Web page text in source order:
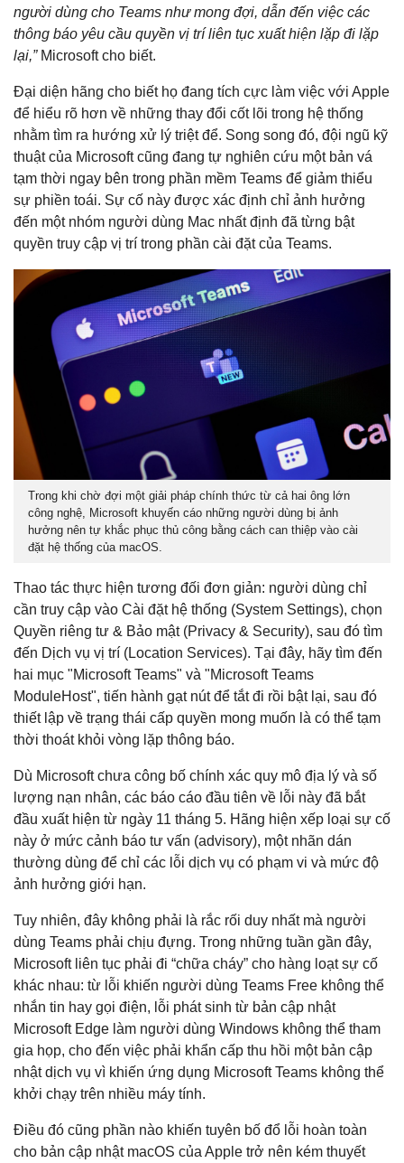
người dùng cho Teams như mong đợi, dẫn đến việc các
thông báo yêu cầu quyền vị trí liên tục xuất hiện lặp đi lặp
lại,”Microsoft cho biết.
Đại diện hãng cho biết họ đang tích cực làm việc với Apple
để hiểu rõ hơn về những thay đổi cốt lõi trong hệ thống
nhằm tìm ra hướng xử lý triệt để. Song song đó, đội ngũ kỹ
thuật của Microsoft cũng đang tự nghiên cứu một bản vá
tạm thời ngay bên trong phần mềm Teams để giảm thiểu
sự phiền toái. Sự cố này được xác định chỉ ảnh hưởng
đến một nhóm người dùng Mac nhất định đã từng bật
quyền truy cập vị trí trong phần cài đặt của Teams.
Trong khi chờ đợi một giải pháp chính thức từ cả hai ông lớn
công nghệ, Microsoft khuyến cáo những người dùng bị ảnh
hưởng nên tự khắc phục thủ công bằng cách can thiệp vào cài
đặt hệ thống của macOS.
Thao tác thực hiện tương đối đơn giản: người dùng chỉ
cần truy cập vào Cài đặt hệ thống (System Settings), chọn
Quyền riêng tư & Bảo mật (Privacy & Security), sau đó tìm
đến Dịch vụ vị trí (Location Services). Tại đây, hãy tìm đến
hai mục "Microsoft Teams" và "Microsoft Teams
ModuleHost", tiến hành gạt nút để tắt đi rồi bật lại, sau đó
thiết lập về trạng thái cấp quyền mong muốn là có thể tạm
thời thoát khỏi vòng lặp thông báo.
Dù Microsoft chưa công bố chính xác quy mô địa lý và số
lượng nạn nhân, các báo cáo đầu tiên về lỗi này đã bắt
đầu xuất hiện từ ngày 11 tháng 5. Hãng hiện xếp loại sự cố
này ở mức cảnh báo tư vấn (advisory), một nhãn dán
thường dùng để chỉ các lỗi dịch vụ có phạm vi và mức độ
ảnh hưởng giới hạn.
Tuy nhiên, đây không phải là rắc rối duy nhất mà người
dùng Teams phải chịu đựng. Trong những tuần gần đây,
Microsoft liên tục phải đi “chữa cháy” cho hàng loạt sự cố
khác nhau: từ lỗi khiến người dùng Teams Free không thể
nhắn tin hay gọi điện, lỗi phát sinh từ bản cập nhật
Microsoft Edge làm người dùng Windows không thể tham
gia họp, cho đến việc phải khẩn cấp thu hồi một bản cập
nhật dịch vụ vì khiến ứng dụng Microsoft Teams không thể
khởi chạy trên nhiều máy tính.
Điều đó cũng phần nào khiến tuyên bố đổ lỗi hoàn toàn
cho bản cập nhật macOS của Apple trở nên kém thuyết